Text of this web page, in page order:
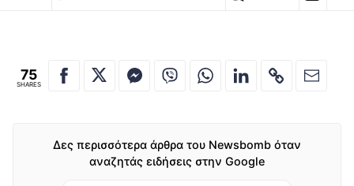
75
SHARES
Δες περισσότερα άρθρα του Newsbomb όταν
αναζητάς ειδήσεις στην Google